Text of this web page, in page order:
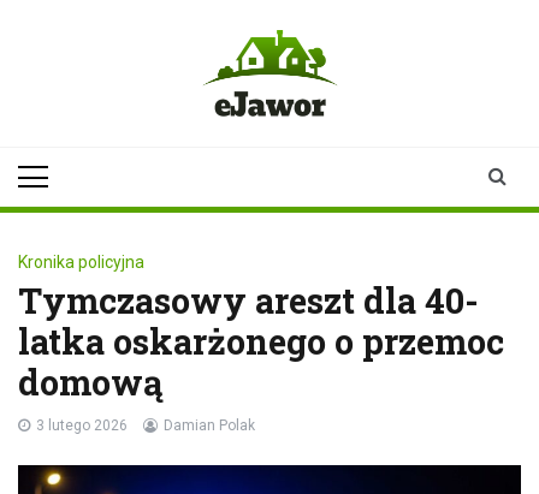
Kronika policyjna
Tymczasowy areszt dla 40-
latka oskarżonego o przemoc
domową
3 lutego 2026 Damian Polak